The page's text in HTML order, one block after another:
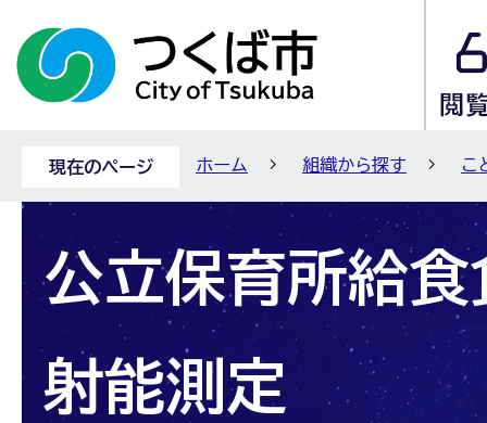
現在のページ ホーム 組織から探す こ
公立保育所給食
射能測定